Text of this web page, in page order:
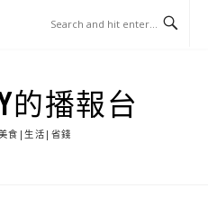
的播報台
食|生活|省錢